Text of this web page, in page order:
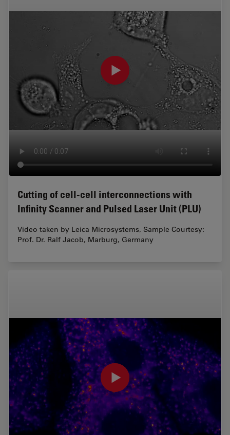
Cutting of cell-cell interconnections with
Infinity Scanner and Pulsed Laser Unit (PLU)
Video taken by Leica Microsystems, Sample Courtesy:
Prof. Dr. Ralf Jacob, Marburg, Germany